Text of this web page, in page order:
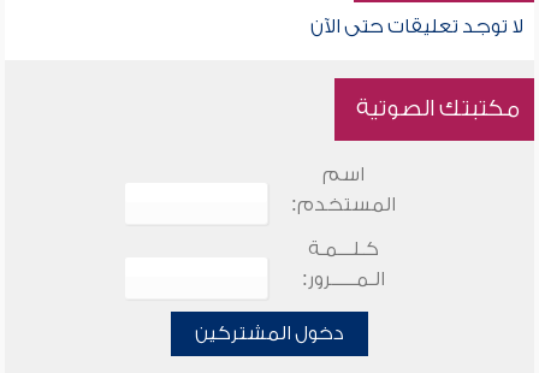
لا توجد تعليقات حتى الآن
مكتبتك الصوتية
اسم
المستخدم:
كـلـــمـة
الـمـــــرور:
دخول المشتركين